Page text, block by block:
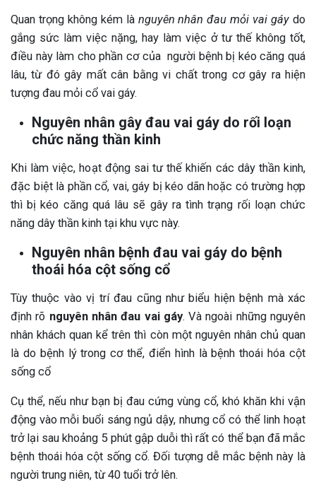
Quan trọng không kém là nguyên nhân đau mỏi vai gáy do
gắng sức làm việc nặng, hay làm việc ở tư thế không tốt,
điều này làm cho phần cơ của người bệnh bị kéo căng quá
lâu, từ đó gây mất cân bằng vi chất trong cơ gây ra hiện
tượng đau mỏi cổ vai gáy.
Nguyên nhân gây đau vai gáy do rối loạn
chức năng thần kinh
Khi làm việc, hoạt động sai tư thế khiến các dây thần kinh,
đặc biệt là phần cổ, vai, gáy bị kéo dãn hoặc có trường hợp
thì bị kéo căng quá lâu sẽ gây ra tình trạng rối loạn chức
năng dây thần kinh tại khu vực này.
Nguyên nhân bệnh đau vai gáy do bệnh
thoái hóa cột sống cổ
Tùy thuộc vào vị trí đau cũng như biểu hiện bệnh mà xác
định rõ nguyên nhân đau vai gáy. Và ngoài những nguyên
nhân khách quan kể trên thì còn một nguyên nhân chủ quan
là do bệnh lý trong cơ thể, điển hình là bệnh thoái hóa cột
sống cổ
Cụ thể, nếu như bạn bị đau cứng vùng cổ, khó khăn khi vận
động vào mỗi buổi sáng ngủ dậy, nhưng cổ có thể linh hoạt
trở lại sau khoảng 5 phút gập duỗi thì rất có thể bạn đã mắc
bệnh thoái hóa cột sống cổ. Đối tượng dễ mắc bệnh này là
người trung niên, từ 40 tuổi trở lên.